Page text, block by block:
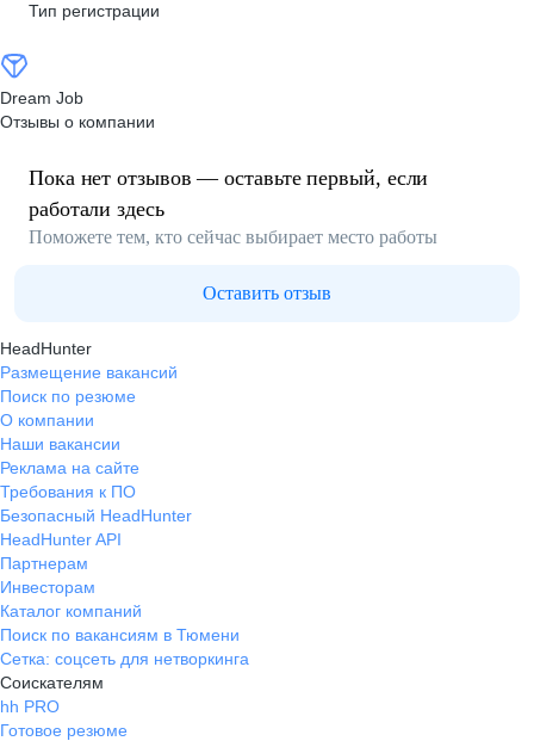
Тип регистрации
Dream Job
Отзывы о компании
Пока нет отзывов — оставьте первый, если
работали здесь
Поможете тем, кто сейчас выбирает место работы
Оставить отзыв
HeadHunter
Размещение вакансий
Поиск по резюме
О компании
Наши вакансии
Реклама на сайте
Требования к ПО
Безопасный HeadHunter
HeadHunter API
Партнерам
Инвесторам
Каталог компаний
Поиск по вакансиям в Тюмени
Сетка: соцсеть для нетворкинга
Соискателям
hh PRO
Готовое резюме